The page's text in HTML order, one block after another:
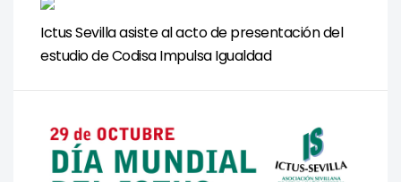
Ictus Sevilla asiste al acto de presentación del
estudio de Codisa Impulsa Igualdad